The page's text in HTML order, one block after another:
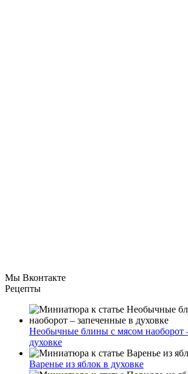
Мы Вконтакте
Рецепты
Необычные блины с мясом наоборот
духовке
Варенье из яблок в духовке